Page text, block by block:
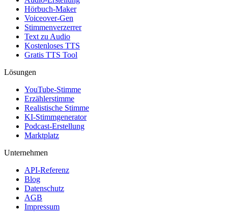
Hörbuch-Maker
Voiceover-Gen
Stimmenverzerrer
Text zu Audio
Kostenloses TTS
Gratis TTS Tool
Lösungen
YouTube-Stimme
Erzählerstimme
Realistische Stimme
KI-Stimmgenerator
Podcast-Erstellung
Marktplatz
Unternehmen
API-Referenz
Blog
Datenschutz
AGB
Impressum